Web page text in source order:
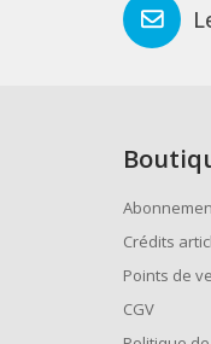
Crédits
Points de
CGV